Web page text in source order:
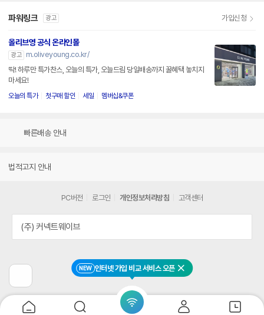
NEW 인터넷 가입 비교 서비스 오픈 닫기
파워링크 광고 가입신청
올리브영 공식 온라인몰
광고
m.oliveyoung.co.kr/
딱! 하루만 특가찬스, 오늘의 특가, 오늘드림 당일배송까지 꿀혜택 놓치지
마세요!
오늘의 특가 첫구매 할인 세일 멤버십&쿠폰
빠른배송 안내
법적고지 안내
전
페
이
지
PC버전 로그인 개인정보처리방침 고객센터
(주) 커넥트웨이브